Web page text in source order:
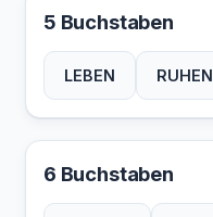
5 Buchstaben
LEBEN RUHEN
6 Buchstaben